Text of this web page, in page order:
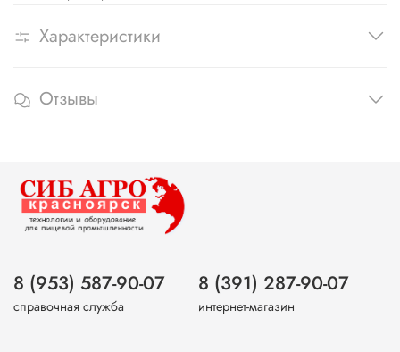
Характеристики
Отзывы
8 (953) 587-90-07
справочная служба
8 (391) 287-90-07
интернет-магазин